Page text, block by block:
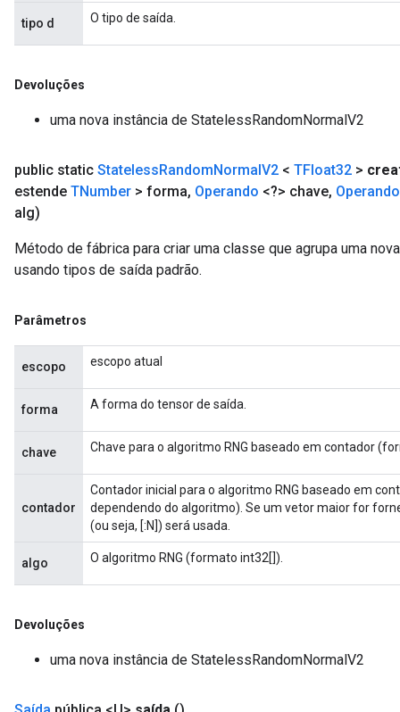
tipo d O tipo de saída.
Devoluções
uma nova instância de StatelessRandomNormalV2
public static StatelessRandomNormalV2 < TFloat32 >
estende TNumber > forma, Operando <?> chave, Operando
alg)
Método de fábrica para criar uma classe que agrupa uma
usando tipos de saída padrão.
Parâmetros
escopo escopo atual
forma A forma do tensor de saída.
chave Chave para o algoritmo RNG baseado em contador
contador
Contador inicial para o algoritmo RNG baseado em
dependendo do algoritmo). Se um vetor maior for
(ou seja, [:N]) será usada.
algo O algoritmo RNG (formato int32[]).
Devoluções
uma nova instância de StatelessRandomNormalV2